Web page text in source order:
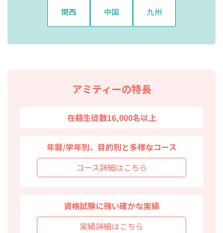
関西 中国 九州
アミティーの特長
在籍生徒数16,000名以上
年齢/学年別、目的別と多様なコース
コース詳細はこちら
資格試験に強い確かな実績
実績詳細はこちら